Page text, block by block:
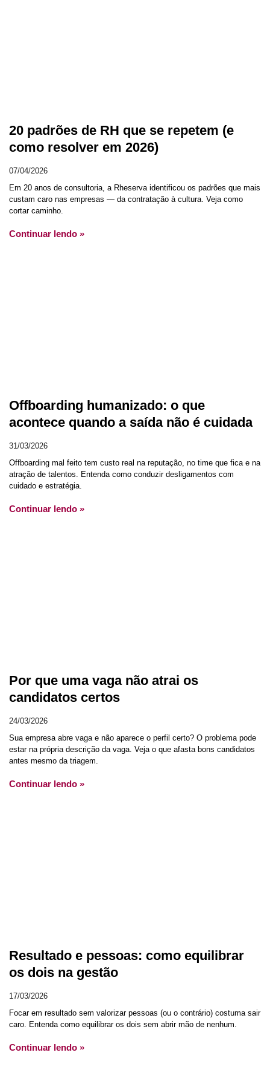
20 padrões de RH que se repetem (e
como resolver em 2026)
07/04/2026
Em 20 anos de consultoria, a Rheserva identificou os padrões que mais
custam caro nas empresas — da contratação à cultura. Veja como
cortar caminho.
Continuar lendo »
Offboarding humanizado: o que
acontece quando a saída não é cuidada
31/03/2026
Offboarding mal feito tem custo real na reputação, no time que fica e na
atração de talentos. Entenda como conduzir desligamentos com
cuidado e estratégia.
Continuar lendo »
Por que uma vaga não atrai os
candidatos certos
24/03/2026
Sua empresa abre vaga e não aparece o perfil certo? O problema pode
estar na própria descrição da vaga. Veja o que afasta bons candidatos
antes mesmo da triagem.
Continuar lendo »
Resultado e pessoas: como equilibrar
os dois na gestão
17/03/2026
Focar em resultado sem valorizar pessoas (ou o contrário) costuma sair
caro. Entenda como equilibrar os dois sem abrir mão de nenhum.
Continuar lendo »